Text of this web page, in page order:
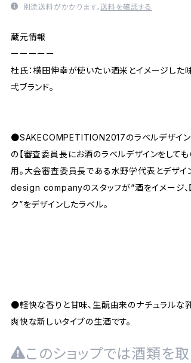
別途送料がかかります。送料を確認する
蔵元情報
ーーーーー
杜氏：横田伸幸が使いたい酒米とイメージした
弌ブランド。
●SAKECOMPETITION2017のラベルデザイン
の【審査委員長にお酒のラベルデザインをしても
用。大会審査委員長である水野学代表とデザ
design companyのスタッフが“酒をイメージ、
ク”をデザインしたラベル。
●軽快な香りと甘味、生酛由来のナチュラルな乳
爽快な新しいタイプの生酒です。
このショップでは酒類を